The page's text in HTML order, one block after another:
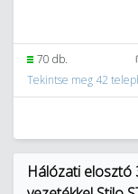
70 db.
Tekintse meg 42
Hálózati elosztó